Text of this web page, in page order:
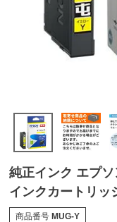
純正インク エプ
インクカートリッ
商品番号 MUG-Y